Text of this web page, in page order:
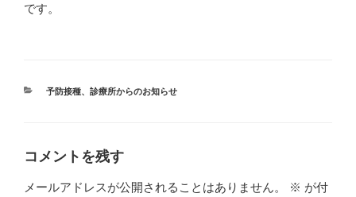
です。
カ
ー
予防接種、 診療所からのお知らせ
コメントを残す
メールアドレスが公開されることはありません。 ※ が付